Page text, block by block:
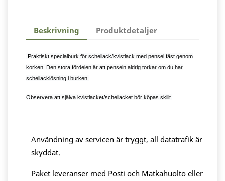
Beskrivning Produktdetaljer
Praktiskt specialburk för schellack/kvistlack med pensel fäst genom
korken. Den stora fördelen är att penseln aldrig torkar om du har
schellacklösning i burken.
Observera att själva kvistlacket/schellacket bör köpas skillt.
Användning av servicen är tryggt, all datatrafik är
skyddat.
Paket leveranser med Posti och Matkahuolto eller